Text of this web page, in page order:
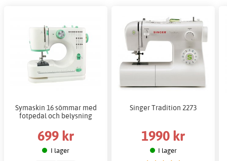
Symaskin 16 sömmar med
fotpedal och belysning
699 kr
I lager
Singer Tradition 2273
1990 kr
I lager